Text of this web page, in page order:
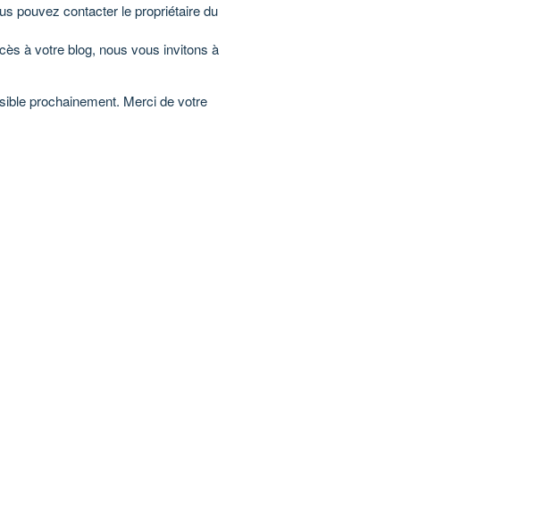
pouvez contacter le propriétaire du
à votre blog, nous vous invitons à
prochainement. Merci de votre